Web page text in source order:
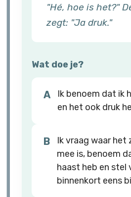
"Hé, hoe is het?"
zegt: "Ja druk."
Wat doe je?
A
Ik benoem dat ik
en het ook druk
B
Ik vraag waar het
mee is, benoem
haast heb en stel
binnenkort eens